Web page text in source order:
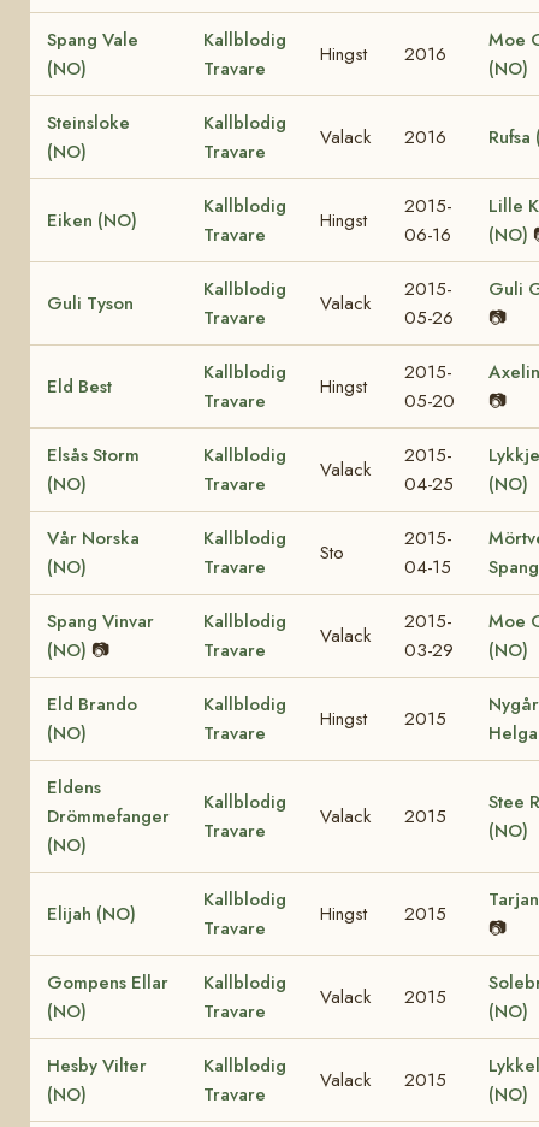
Spang Vale
(NO)
Kallblodig
Travare
Hingst 2016
Moe
(NO)
Steinsloke
(NO)
Kallblodig
Travare
Valack 2016 Rufsa
Eiken (NO)
Kallblodig
Travare
Hingst
2015-
06-16
Lille
(NO)
Guli Tyson
Kallblodig
Travare
Valack
2015-
05-26
Guli
📷
Eld Best
Kallblodig
Travare
Hingst
2015-
05-20
📷
Elsås Storm
(NO)
Kallblodig
Travare
Valack
2015-
04-25
(NO)
Vår Norska
(NO)
Kallblodig
Travare
Sto
2015-
04-15
Spang Vinvar
(NO) 📷
Kallblodig
Travare
Valack
2015-
03-29
Moe
(NO)
Eld Brando
(NO)
Kallblodig
Travare
Hingst 2015
Eldens
Drömmefanger
(NO)
Kallblodig
Travare
Valack 2015
Stee
(NO)
Elijah (NO)
Kallblodig
Travare
Hingst 2015
📷
Gompens Ellar
(NO)
Kallblodig
Travare
Valack 2015
(NO)
Hesby Vilter
(NO)
Kallblodig
Travare
Valack 2015
(NO)